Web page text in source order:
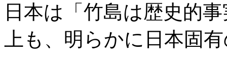
日本は「竹島は歴史的
上も、明らかに日本固